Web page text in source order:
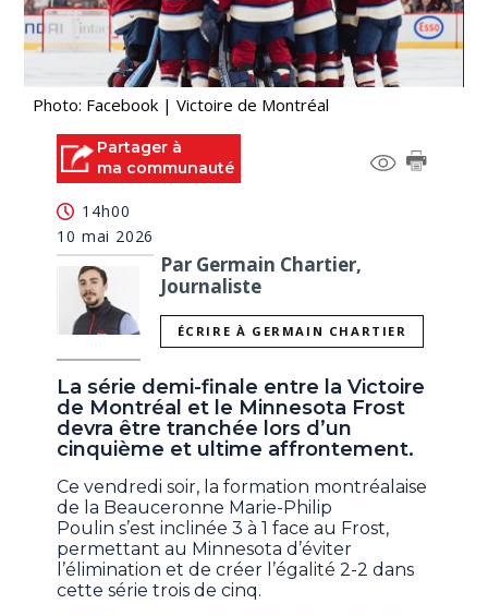
Photo: Facebook | Victoire de Montréal
Partager à
ma communauté
14h00
10 mai 2026
Par Germain Chartier,
Journaliste
ÉCRIRE À GERMAIN CHARTIER
La série demi-finale entre la Victoire
de Montréal et le Minnesota Frost
devra être tranchée lors d’un
cinquième et ultime affrontement.
Ce vendredi soir, la formation montréalaise
de la Beauceronne Marie-Philip
Poulin s’est inclinée 3 à 1 face au Frost,
permettant au Minnesota d’éviter
l’élimination et de créer l’égalité 2-2 dans
cette série trois de cinq.